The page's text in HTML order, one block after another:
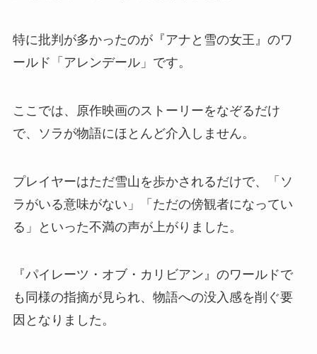
特に批判が多かったのが『アナと雪の女王』のワ
ールド「アレンデール」です。
ここでは、原作映画のストーリーをなぞるだけ
で、ソラが物語にほとんど介入しません。
プレイヤーはただ雪山を歩かされるだけで、「ソ
ラがいる意味がない」「ただの傍観者になってい
る」といった不満の声が上がりました。
『パイレーツ・オブ・カリビアン』のワールドで
も同様の指摘が見られ、物語への没入感を削ぐ要
因となりました。